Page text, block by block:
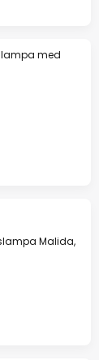
med
Malida,